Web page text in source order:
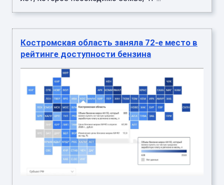
Костромская область заняла 72-е место в
рейтинге доступности бензина